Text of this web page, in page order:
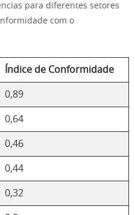
para diferentes setores
com o
Índice de Conformidade
0,89
0,64
0,46
0,44
0,32